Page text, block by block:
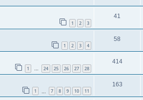
1 2 3
41
1 2 3 4
58
1 … 24 25 26 27 28
414
1 7 8 9 10 11
163